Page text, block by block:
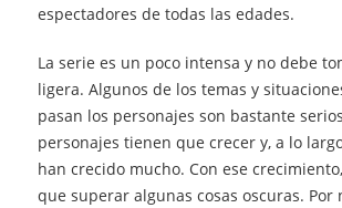
espectadores de todas las edades.
La serie es un poco intensa y no debe
ligera. Algunos de los temas y
pasan los personajes son bastante
personajes tienen que crecer y, a lo
han crecido mucho. Con ese
que superar algunas cosas oscuras. Por